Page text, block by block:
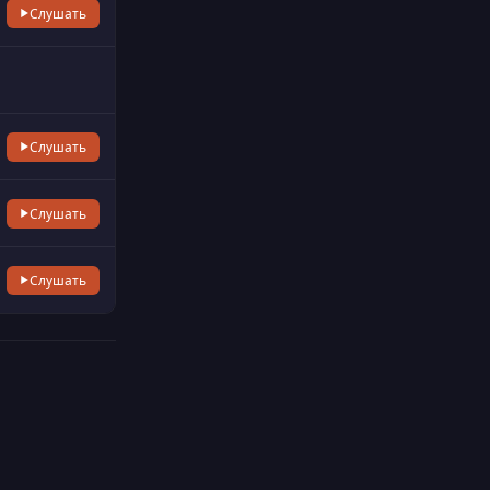
Слушать
Слушать
Слушать
Слушать